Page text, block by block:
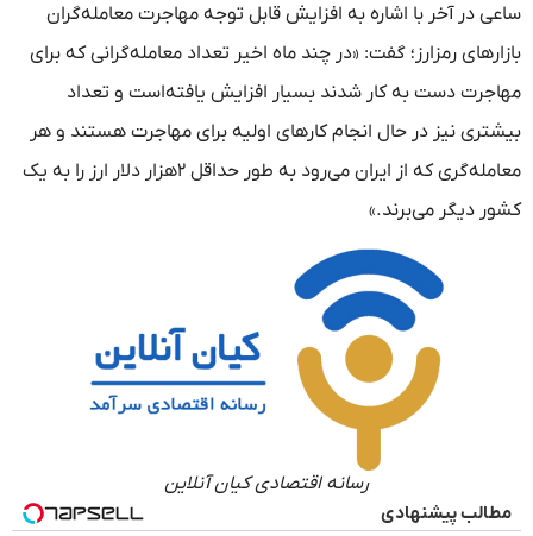
ساعی در آخر با اشاره به افزایش قابل توجه مهاجرت معامله‌گران
بازارهای رمزارز؛ گفت: «در چند ماه اخیر تعداد معامله‌گرانی که برای
مهاجرت دست به کار شدند بسیار افزایش یافته‌است و تعداد
بیشتری نیز در حال انجام کارهای اولیه برای مهاجرت هستند و هر
معامله‌گری که از ایران می‌رود به طور حداقل ۲هزار دلار ارز را به یک
کشور دیگر می‌برند.»
رسانه اقتصادی کیان آنلاین
مطالب پیشنهادی